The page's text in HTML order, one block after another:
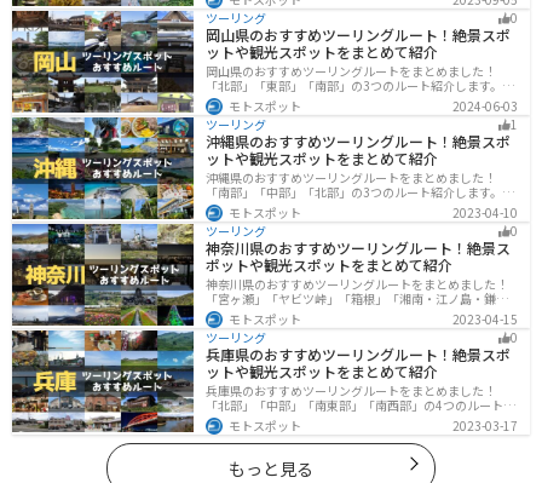
や湖、温泉地が点在し、四季折々の景色を楽しめるスポ
ットが多数あります。バイクで東北にツーリングに行く
際は参考にしてください。
ツーリング
0
岡山県のおすすめツーリングルート！絶景スポ
ットや観光スポットをまとめて紹介
岡山県のおすすめツーリングルートをまとめました！
「北部」「東部」「南部」の3つのルート紹介します。岡
山市や倉敷市など、歴史ある街並みも魅力的で、バイク
ツーリングに最適なスポットが多数あります。バイクで
岡山県にツーリングに行く際は参考にしてください。
モトスポット
2024-06-03
ツーリング
1
沖縄県のおすすめツーリングルート！絶景スポ
ットや観光スポットをまとめて紹介
沖縄県のおすすめツーリングルートをまとめました！
「南部」「中部」「北部」の3つのルート紹介します。美
しいビーチや歴史と文化に溢れたスポットが多数あり、
様々な楽しみ方ができます。バイクで沖縄県にツーリン
グに行く際は参考にしてください。
モトスポット
2023-04-10
ツーリング
0
神奈川県のおすすめツーリングルート！絶景ス
ポットや観光スポットをまとめて紹介
神奈川県のおすすめツーリングルートをまとめました！
「宮ヶ瀬」「ヤビツ峠」「箱根」「湘南・江ノ島・鎌
倉」「三浦」「みなとみらい」の6つのルート紹介しま
す。自然豊かなスポット、歴史ある観光名所、都市部で
楽しめるツーリングスポットまで多数あります。バイク
で神奈川県にツーリングに行く際は参考にしてくださ
い。
モトスポット
2023-04-15
ツーリング
0
兵庫県のおすすめツーリングルート！絶景スポ
ットや観光スポットをまとめて紹介
兵庫県のおすすめツーリングルートをまとめました！
「北部」「中部」「南東部」「南西部」の4つのルート紹
介します。自然豊かな山を堪能できる北部と中部、街中
で海辺の南部と違った楽しみ方ができます。バイクで兵
庫県にツーリングに行く際は参考にしてください。
モトスポット 2023-03-17
もっと見る